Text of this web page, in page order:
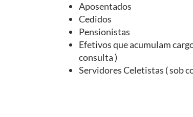
Aposentados
Cedidos
Pensionistas
Efetivos que acumulam
consulta )
Servidores Celetistas ( sob